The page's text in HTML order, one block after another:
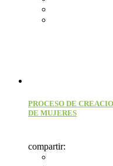
PROCESO DE
DE MUJERES
compartir: